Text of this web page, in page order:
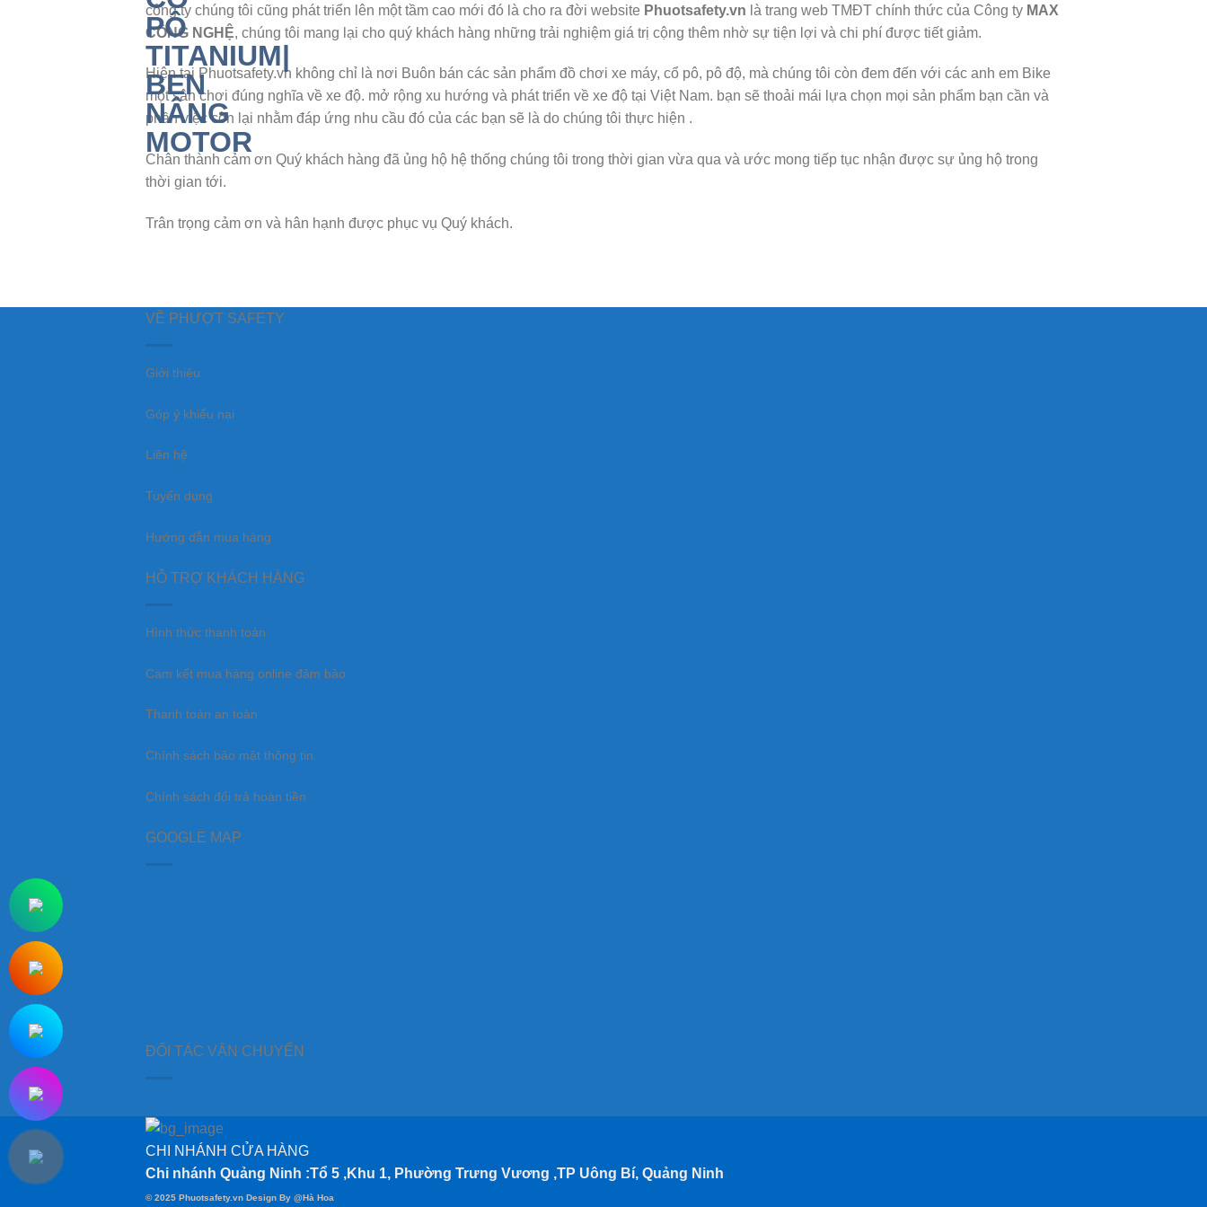
công ty chúng tôi cũng phát triển lên một tầm cao mới đó là cho ra đời website Phuotsafety.vn là trang web TMĐT chính thức của Công ty MAX
CÔNG NGHỆ, chúng tôi mang lại cho quý khách hàng những trải nghiệm giá trị cộng thêm nhờ sự tiện lợi và chi phí được tiết giảm.
Hiện tại Phuotsafety.vn không chỉ là nơi Buôn bán các sản phẩm đồ chơi xe máy, cổ pô, pô độ, mà chúng tôi còn đem đến với các anh em Bike
một sân chơi đúng nghĩa về xe độ. mở rộng xu hướng và phát triển về xe độ tại Việt Nam. bạn sẽ thoải mái lựa chọn mọi sản phẩm bạn cần và
phần việc còn lại nhằm đáp ứng nhu cầu đó của các bạn sẽ là do chúng tôi thực hiện .
Chân thành cảm ơn Quý khách hàng đã ủng hộ hệ thống chúng tôi trong thời gian vừa qua và ước mong tiếp tục nhận được sự ủng hộ trong
thời gian tới.
Trân trọng cảm ơn và hân hạnh được phục vụ Quý khách.
VỀ PHƯỢT SAFETY
Giới thiệu
Góp ý khiếu nại
Liên hệ
Tuyển dụng
Hướng dẫn mua hàng
HỖ TRỢ KHÁCH HÀNG
Hình thức thanh toán
Cam kết mua hàng online đảm bảo
Thanh toán an toàn
Chính sách bảo mật thông tin
Chính sách đổi trả hoàn tiền
GOOGLE MAP
ĐỐI TÁC VẬN CHUYỂN
CHI NHÁNH CỬA HÀNG
Chi nhánh Quảng Ninh :Tổ 5 ,Khu 1, Phường Trưng Vương ,TP Uông Bí, Quảng Ninh
© 2025 Phuotsafety.vn Design By @Hà Hoa